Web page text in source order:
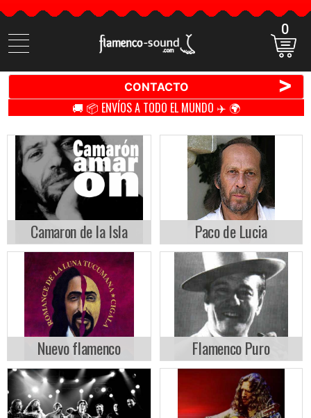
Buscar
productos
0
CONTACTO >
🚚 📦 ENVÍOS A TODO EL MUNDO ✈️ 🌍
Camaron de la Isla Paco de Lucia
Nuevo flamenco Flamenco Puro